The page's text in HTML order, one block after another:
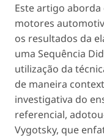
Este artigo
motores
os resultados da
uma Sequência
utilização da
de maneira
investigativa do
referencial,
Vygotsky, que